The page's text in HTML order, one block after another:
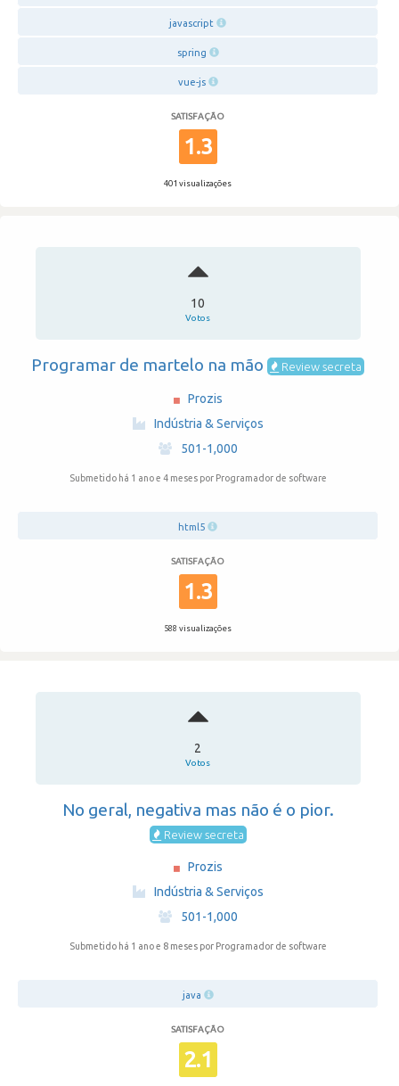
javascript
spring
vue-js
SATISFAÇÃO
1.3
401 visualizações
10
Votos
Programar de martelo na mão Review secreta
Prozis
Indústria & Serviços
·
501-1,000
Submetido há 1 ano e 4 meses por Programador de software
html5
SATISFAÇÃO
1.3
588 visualizações
2
Votos
No geral, negativa mas não é o pior.
Review secreta
Prozis
Indústria & Serviços
·
501-1,000
Submetido há 1 ano e 8 meses por Programador de software
java
SATISFAÇÃO
2.1